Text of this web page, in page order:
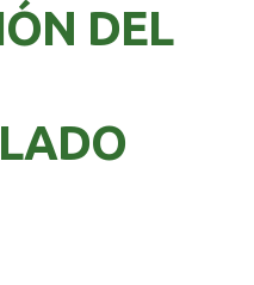
DEL